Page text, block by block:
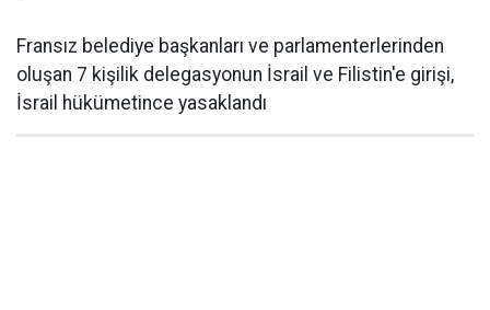
Fransız belediye başkanları ve parlamenterlerinden
oluşan 7 kişilik delegasyonun İsrail ve Filistin'e girişi,
İsrail hükümetince yasaklandı